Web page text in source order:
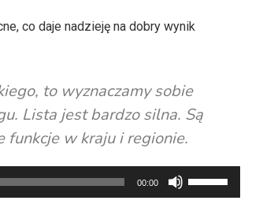
co daje nadzieję na dobry wynik
to wyznaczamy sobie
Lista jest bardzo silna. Są
funkcje w kraju i regionie.
00:00
strzałek